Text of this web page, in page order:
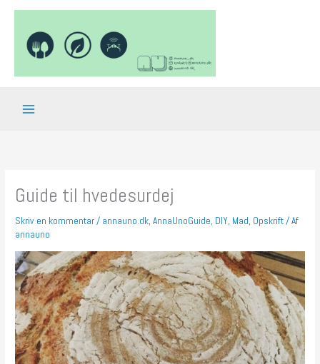
indholdet
Guide til hvedesurdej
Skriv en kommentar/ annauno.dk,AnnaUnoGuide, DIY, Mad, Opskrift/ Af
annauno